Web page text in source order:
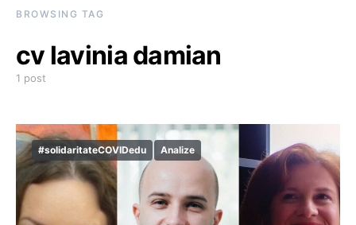
BROWSING TAG
cv lavinia damian
1 post
#solidaritateCOVIDedu Analize